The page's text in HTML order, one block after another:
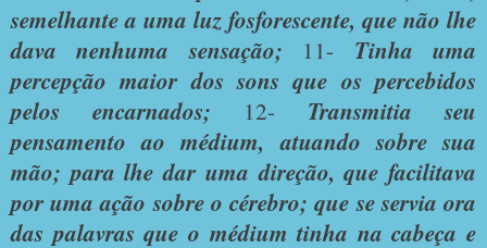
semelhante a uma luz fosforescente, que não lhe
dava nenhuma sensação; 11- Tinha uma
percepção maior dos sons que os percebidos
pelos encarnados; 12- Transmitia seu
pensamento ao médium, atuando sobre sua
mão; para lhe dar uma direção, que facilitava
por uma ação sobre o cérebro; que se servia ora
das palavras que o médium tinha na cabeça e